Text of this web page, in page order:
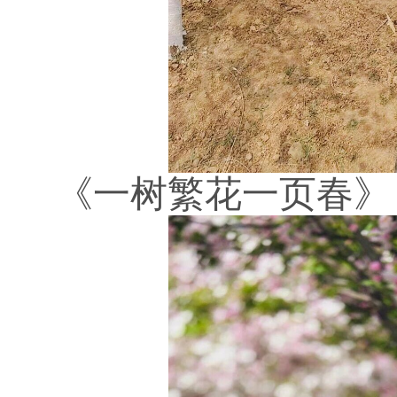
《一树繁花一页春》